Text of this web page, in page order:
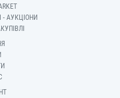
- АУКЦІОНИ